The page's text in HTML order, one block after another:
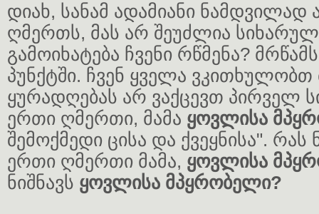
დიახ, სანამ ადამიანი ნამდვილად
ღმერთს, მას არ შეუძლია
გამოიხატება ჩვენი რწმენა?
პუნქტში. ჩვენ ყველა ვკითხულობთ
ყურადღებას არ ვაქცევთ პირველ
ერთი ღმერთი, მამა ყოვლისა
შემოქმედი ცისა და ქვეყნისა". რას
ერთი ღმერთი მამა, ყოვლისა
ნიშნავს ყოვლისა მპყრობელი?